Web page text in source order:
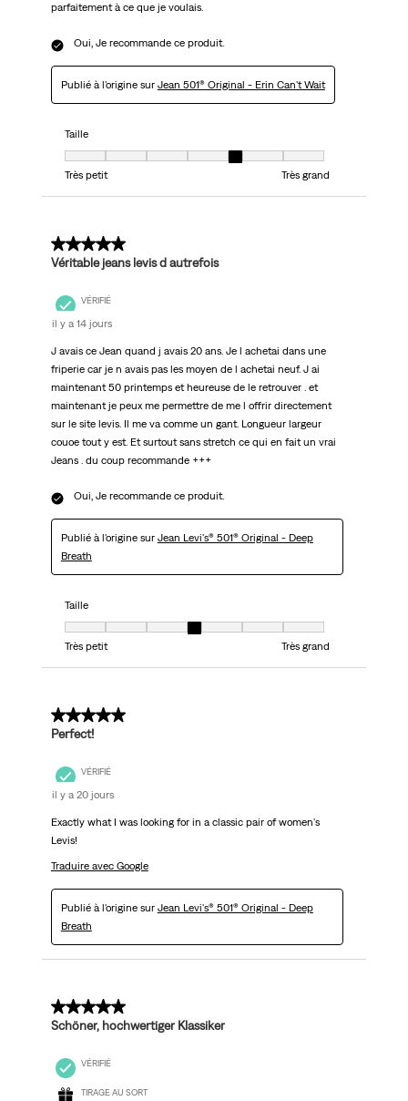
parfaitement à ce que je voulais.
Oui, Je recommande ce produit.
Publié à l'origine sur Jean 501® Original - Erin Can't Wait
Taille
Taille, 5 sur 7, où 1 est égal à Très petit et 7 est égal à Très grand
Très petit
Très grand
5 sur 5 étoiles.
Véritable jeans levis d autrefois
VÉRIFIÉ
il y a 14 jours
J avais ce Jean quand j avais 20 ans. Je l achetai dans une
friperie car je n avais pas les moyen de l achetai neuf. J ai
maintenant 50 printemps et heureuse de le retrouver . et
maintenant je peux me permettre de me l offrir directement
sur le site levis. Il me va comme un gant. Longueur largeur
couoe tout y est. Et surtout sans stretch ce qui en fait un vrai
Jeans . du coup recommande +++
Oui, Je recommande ce produit.
Publié à l'origine sur Jean Levi's® 501® Original - Deep
Breath
Taille
Taille, 4 sur 7, où 1 est égal à Très petit et 7 est égal à Très grand
Très petit
Très grand
5 sur 5 étoiles.
Perfect!
VÉRIFIÉ
il y a 20 jours
Exactly what I was looking for in a classic pair of women's
Levis!
Traduire avec Google
Publié à l'origine sur Jean Levi's® 501® Original - Deep
Breath
5 sur 5 étoiles.
Schöner, hochwertiger Klassiker
VÉRIFIÉ
TIRAGE AU SORT